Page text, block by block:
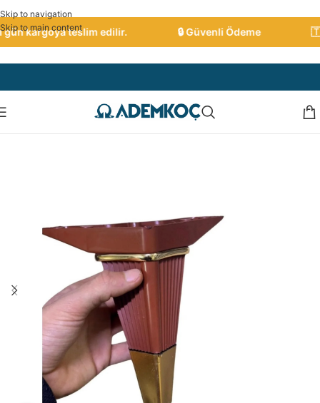
Skip to navigation
Skip to main content
kargoya teslim edilir. 🔒 Güvenli Ödeme 🇹🇷